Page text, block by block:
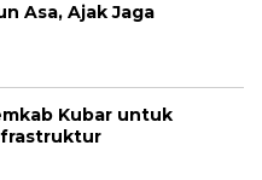
Asa, Ajak Jaga
Kubar untuk